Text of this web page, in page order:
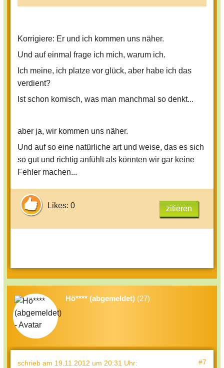
Korrigiere: Er und ich kommen uns näher.
Und auf einmal frage ich mich, warum ich.
Ich meine, ich platze vor glück, aber habe ich das
verdient?
Ist schon komisch, was man manchmal so denkt...
aber ja, wir kommen uns näher.
Und auf so eine natürliche art und weise, das es sich
so gut und richtig anfühlt als könnten wir gar keine
Fehler machen...
Likes: 0 zitieren
Hö**** (abgemeldet) (27)
schrieb am 19.11.2012 um 20:31 Uhr: #7